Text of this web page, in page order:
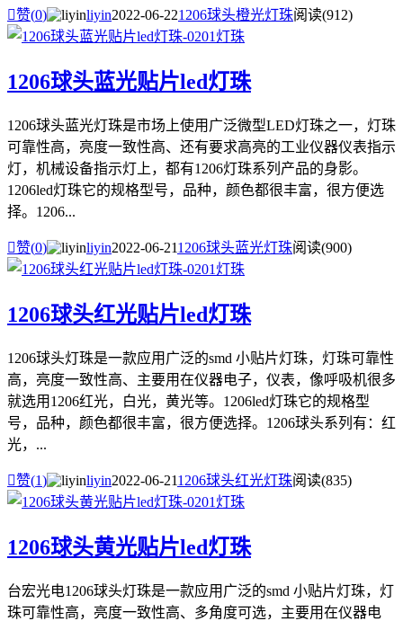
赞(0) liyin2022-06-221206球头橙光灯珠阅读(912)
1206球头蓝光贴片led灯珠
1206球头蓝光灯珠是市场上使用广泛微型LED灯珠之一，灯珠
可靠性高，亮度一致性高、还有要求高亮的工业仪器仪表指示
灯，机械设备指示灯上，都有1206灯珠系列产品的身影。
1206led灯珠它的规格型号，品种，颜色都很丰富，很方便选
择。1206...
赞(0) liyin2022-06-211206球头蓝光灯珠阅读(900)
1206球头红光贴片led灯珠
1206球头灯珠是一款应用广泛的smd 小贴片灯珠，灯珠可靠性
高，亮度一致性高、主要用在仪器电子，仪表，像呼吸机很多
就选用1206红光，白光，黄光等。1206led灯珠它的规格型
号，品种，颜色都很丰富，很方便选择。1206球头系列有：红
光，...
赞(1) liyin2022-06-211206球头红光灯珠阅读(835)
1206球头黄光贴片led灯珠
台宏光电1206球头灯珠是一款应用广泛的smd 小贴片灯珠，灯
珠可靠性高，亮度一致性高、多角度可选，主要用在仪器电